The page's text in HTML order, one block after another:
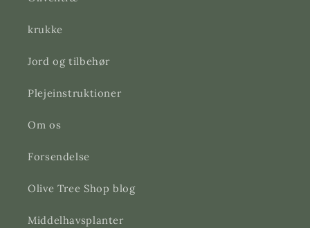
krukke
Jord og tilbehør
Plejeinstruktioner
Om os
Forsendelse
Olive Tree Shop blog
Middelhavsplanter